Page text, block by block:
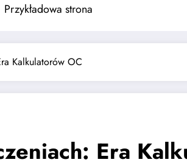
Przykładowa strona
Kalkulatorów OC
Era